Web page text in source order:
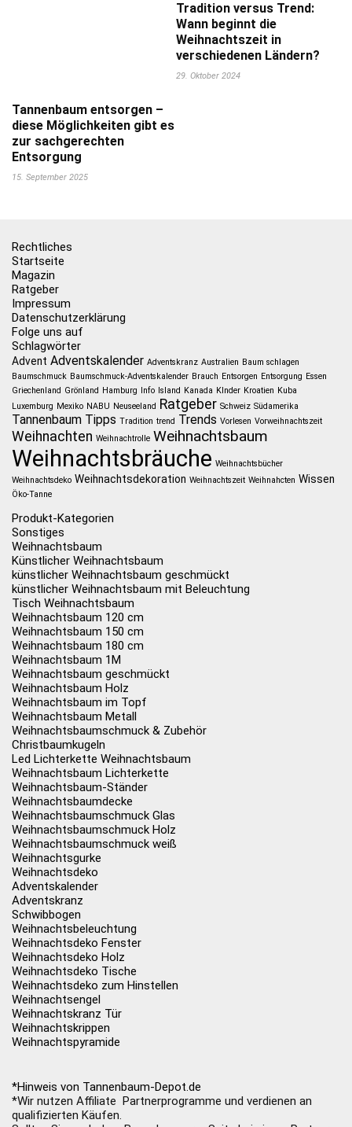
Tradition versus Trend:
Wann beginnt die
Weihnachtszeit in
verschiedenen Ländern?
29. Oktober 2024
Tannenbaum entsorgen –
diese Möglichkeiten gibt es
zur sachgerechten
Entsorgung
15. September 2025
Rechtliches
Startseite
Magazin
Ratgeber
Impressum
Datenschutzerklärung
Folge uns auf
Schlagwörter
Advent Adventskalender Adventskranz Australien Baum schlagen
Baumschmuck Baumschmuck-Adventskalender Brauch Entsorgen Entsorgung Essen
Griechenland Grönland Hamburg Info Island Kanada KInder Kroatien Kuba
Luxemburg Mexiko NABU Neuseeland Ratgeber Schweiz Südamerika
Tannenbaum Tipps Tradition trend Trends Vorlesen Vorweihnachtszeit
Weihnachten Weihnachtrolle Weihnachtsbaum
Weihnachtsbräuche Weihnachtsbücher
Weihnachtsdeko Weihnachtsdekoration Weihnachtszeit Weihnahcten Wissen
Öko-Tanne
Produkt-Kategorien
Sonstiges
Weihnachtsbaum
Künstlicher Weihnachtsbaum
künstlicher Weihnachtsbaum geschmückt
künstlicher Weihnachtsbaum mit Beleuchtung
Tisch Weihnachtsbaum
Weihnachtsbaum 120 cm
Weihnachtsbaum 150 cm
Weihnachtsbaum 180 cm
Weihnachtsbaum 1M
Weihnachtsbaum geschmückt
Weihnachtsbaum Holz
Weihnachtsbaum im Topf
Weihnachtsbaum Metall
Weihnachtsbaumschmuck & Zubehör
Christbaumkugeln
Led Lichterkette Weihnachtsbaum
Weihnachtsbaum Lichterkette
Weihnachtsbaum-Ständer
Weihnachtsbaumdecke
Weihnachtsbaumschmuck Glas
Weihnachtsbaumschmuck Holz
Weihnachtsbaumschmuck weiß
Weihnachtsgurke
Weihnachtsdeko
Adventskalender
Adventskranz
Schwibbogen
Weihnachtsbeleuchtung
Weihnachtsdeko Fenster
Weihnachtsdeko Holz
Weihnachtsdeko Tische
Weihnachtsdeko zum Hinstellen
Weihnachtsengel
Weihnachtskranz Tür
Weihnachtskrippen
Weihnachtspyramide
*Hinweis von Tannenbaum-Depot.de
*Wir nutzen Affiliate Partnerprogramme und verdienen an
qualifizierten Käufen.